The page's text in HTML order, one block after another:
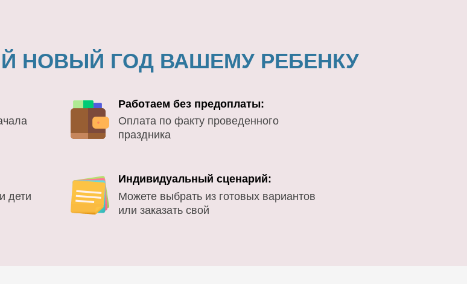
НОВЫЙ ГОД ВАШЕМУ РЕБЕНКУ
Работаем без предоплаты:
Оплата по факту проведенного
праздника
дети
Индивидуальный сценарий:
Можете выбрать из готовых вариантов
или заказать свой